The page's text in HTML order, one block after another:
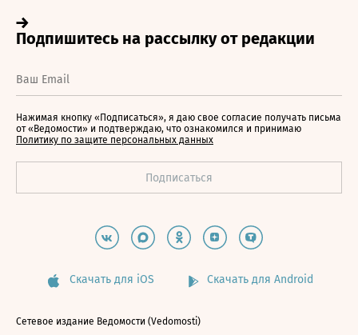
Нажимая кнопку «Подписаться», я даю свое согласие получать письма
от «Ведомости» и подтверждаю, что ознакомился и принимаю
Политику по защите персональных данных
Скачать для iOS Скачать для Android
Сетевое издание Ведомости (Vedomosti)